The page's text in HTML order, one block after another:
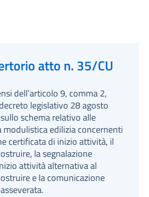
atto n. 35/CU
dell’articolo 9, comma 2,
legislativo 28 agosto
schema relativo alle
modulistica edilizia concernenti
certificata di inizio attività, il
la segnalazione
attività alternativa al
e la comunicazione